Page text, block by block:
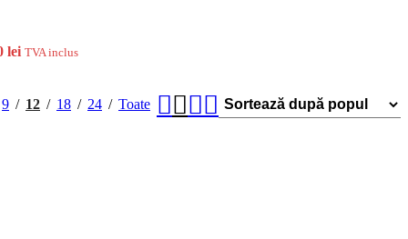
lei TVA inclus
9 12 18 24 Toate